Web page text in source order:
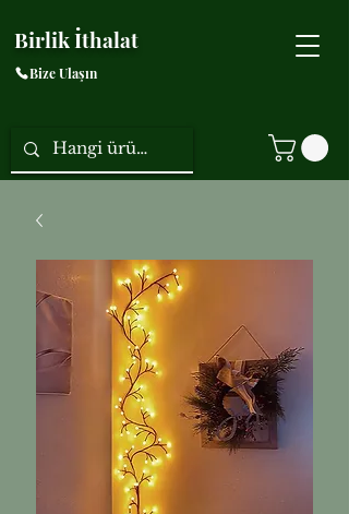
Birlik İthalat
Bize Ulaşın